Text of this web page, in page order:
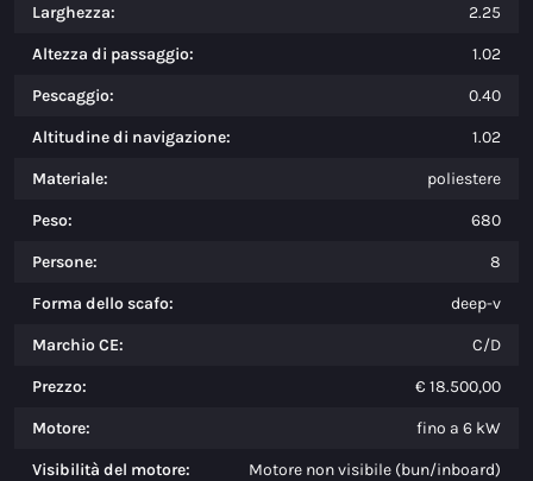
Larghezza: 2.25
Altezza di passaggio: 1.02
Pescaggio: 0.40
Altitudine di navigazione: 1.02
Materiale: poliestere
Peso: 680
Persone: 8
Forma dello scafo: deep-v
Marchio CE: C/D
Prezzo: € 18.500,00
Motore: fino a 6 kW
Visibilità del motore: Motore non visibile (bun/inboard)